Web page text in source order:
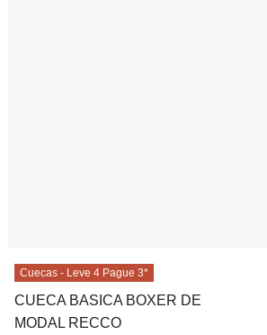
Cuecas - Leve 4 Pague 3*
CUECA BASICA BOXER DE
MODAL RECCO